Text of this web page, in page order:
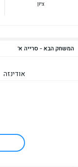
ציון
המשחק הבא - סרייה א'
אודינזה